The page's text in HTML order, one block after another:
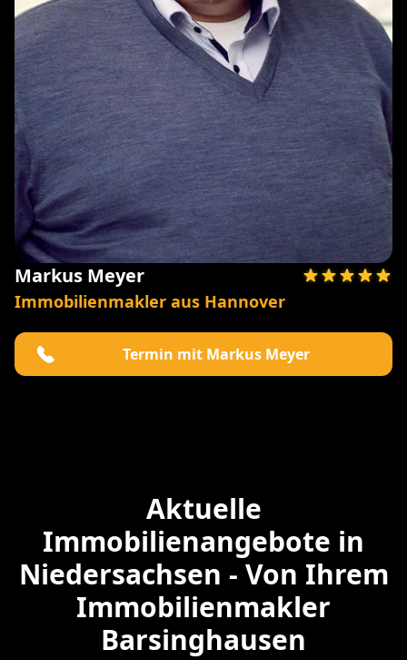
Markus Meyer
Immobilienmakler aus Hannover
Termin mit Markus Meyer
Aktuelle
Immobilienangebote in
Niedersachsen - Von Ihrem
Immobilienmakler
Barsinghausen